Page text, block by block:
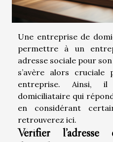
Une entreprise de
permettre à un
adresse sociale pour
s’avère alors cruciale
entreprise. Ainsi,
domiciliataire qui
en considérant
retrouverez ici.
Vérifier